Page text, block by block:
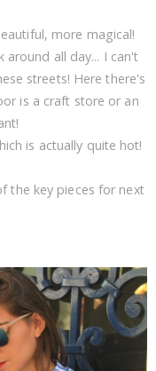
more magical!
all day... I can't
streets! Here there's
is a craft store or an
is actually quite hot!
the key pieces for next